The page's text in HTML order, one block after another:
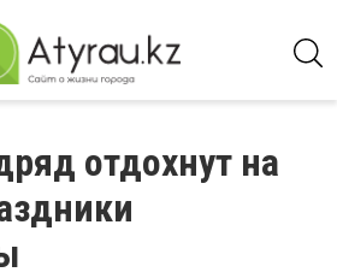
отдохнут на